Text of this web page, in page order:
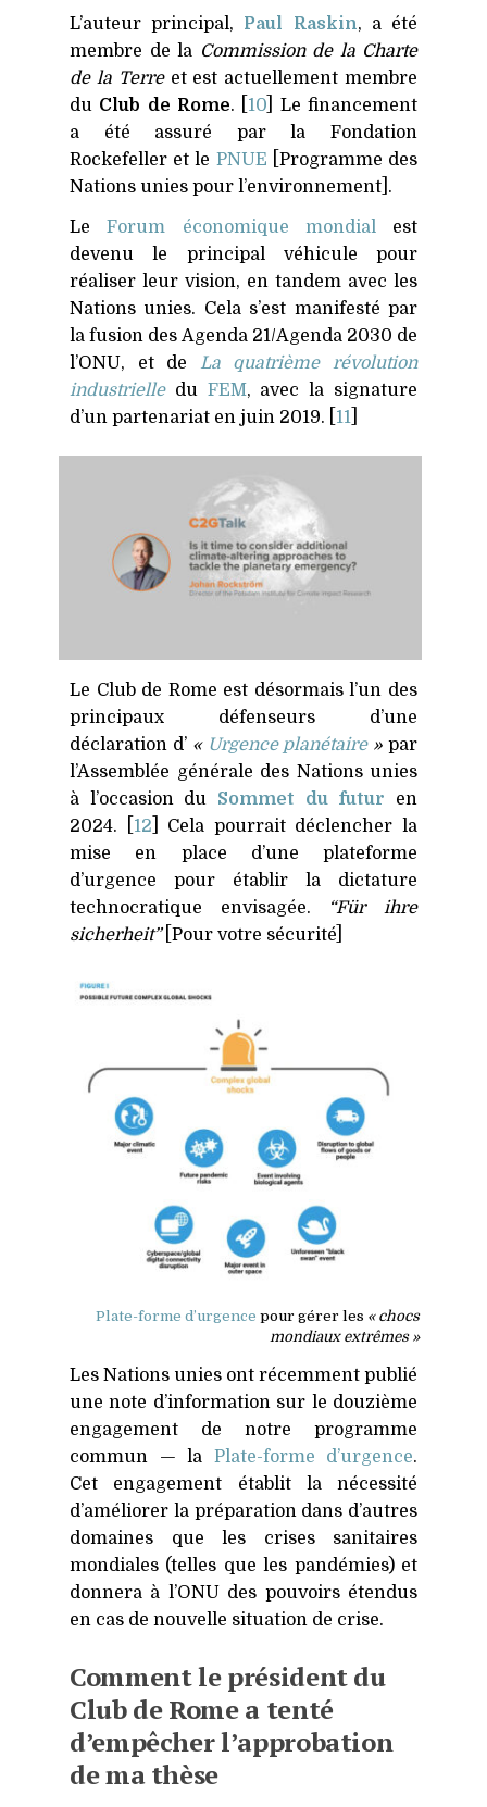
L’auteur principal, Paul Raskin, a été
membre de la Commission de la Charte
de la Terreet est actuellement membre
du Club de Rome. [ 10 ] Le financement
a été assuré par la Fondation
Rockefeller et le PNUE [Programme des
Nations unies pour l’environnement].
LeForum économique mondialest
devenu le principal véhicule pour
réaliser leur vision, en tandem avec les
Nations unies. Cela s’est manifesté par
la fusion des Agenda 21/Agenda 2030 de
l’ONU, et de La quatrième révolution
industrielledu FEM, avec la signature
d’un partenariat en juin 2019. [ 11
Le Club de Rome est désormais l’un des
principaux défenseurs d’une
déclaration d’ « Urgence planétaire» par
l’Assemblée générale des Nations unies
à l’occasion du Sommet du futur en
2024. [ 12 ] Cela pourrait déclencher la
mise en place d’une plateforme
d’urgence pour établir la dictature
technocratique envisagée.
“Für ihre
sicherheit”[Pour votre sécurité]
Plate-forme d’urgence pour gérer les « chocs
mondiaux extrêmes »
Les Nations unies ont récemment publié
une note d’information sur le douzième
engagement de notre programme
commun — la Plate-forme d’urgence.
Cet engagement établit la nécessité
d’améliorer la préparation dans d’autres
domaines que les crises sanitaires
mondiales (telles que les pandémies) et
donnera à l’ONU des pouvoirs étendus
en cas de nouvelle situation de crise.
Comment le président du
Club de Rome a tenté
d’empêcher l’approbation
de ma thèse